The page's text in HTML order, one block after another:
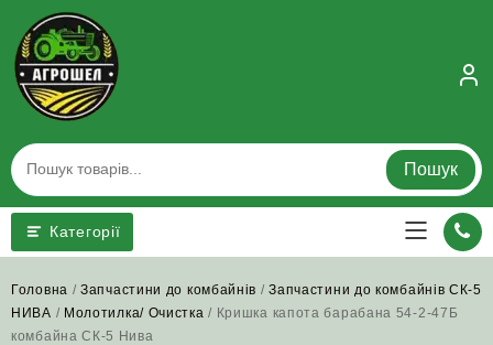
content
Пошук
Категорії
Головна /Запчастини до комбайнів /Запчастини до комбайнів СК-5
НИВА / Молотилка/ Очистка / Кришка капота барабана 54-2-47Б
комбайна СК-5 Нива